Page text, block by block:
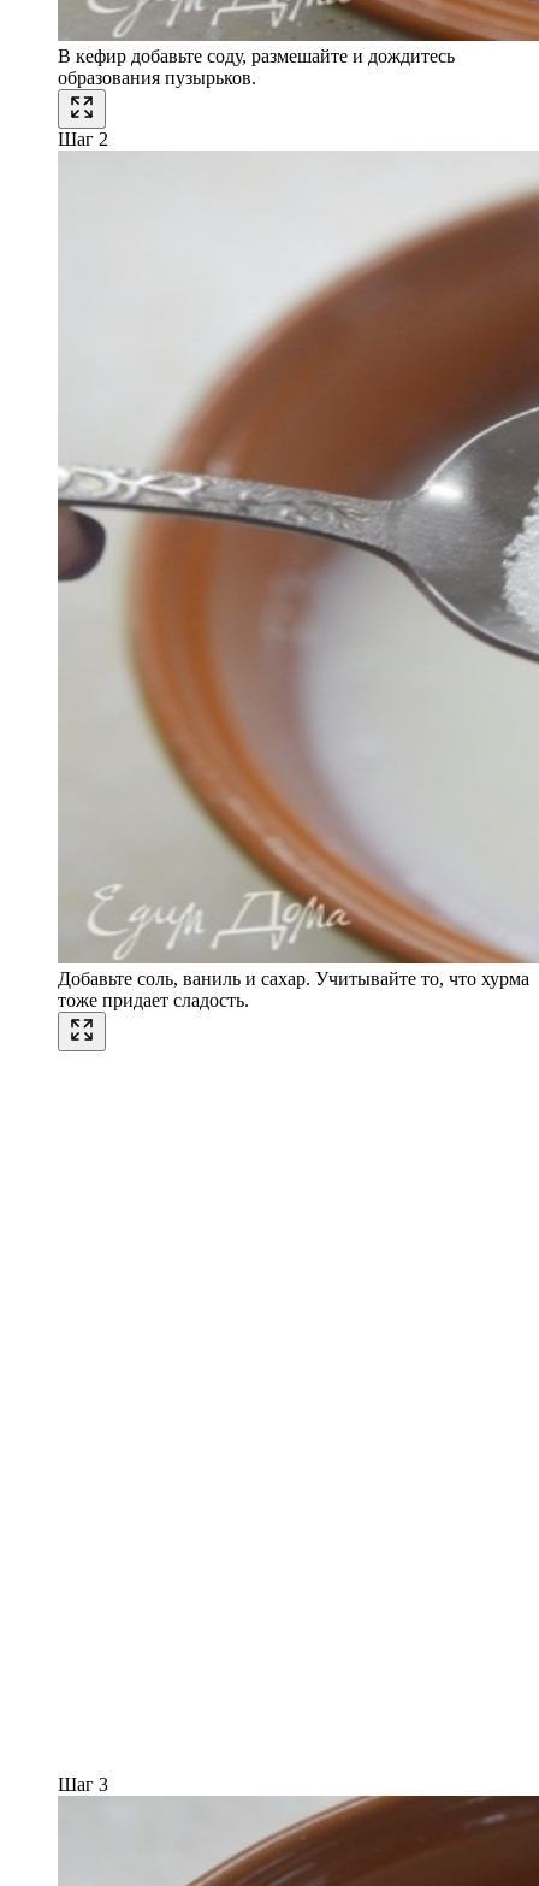
В кефир добавьте соду, размешайте и дождитесь
образования пузырьков.
Шаг 2
Добавьте соль, ваниль и сахар. Учитывайте то, что хурма
тоже придает сладость.
Шаг 3